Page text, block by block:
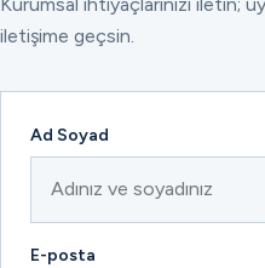
iletişime geçsin.
Ad Soyad
E-posta